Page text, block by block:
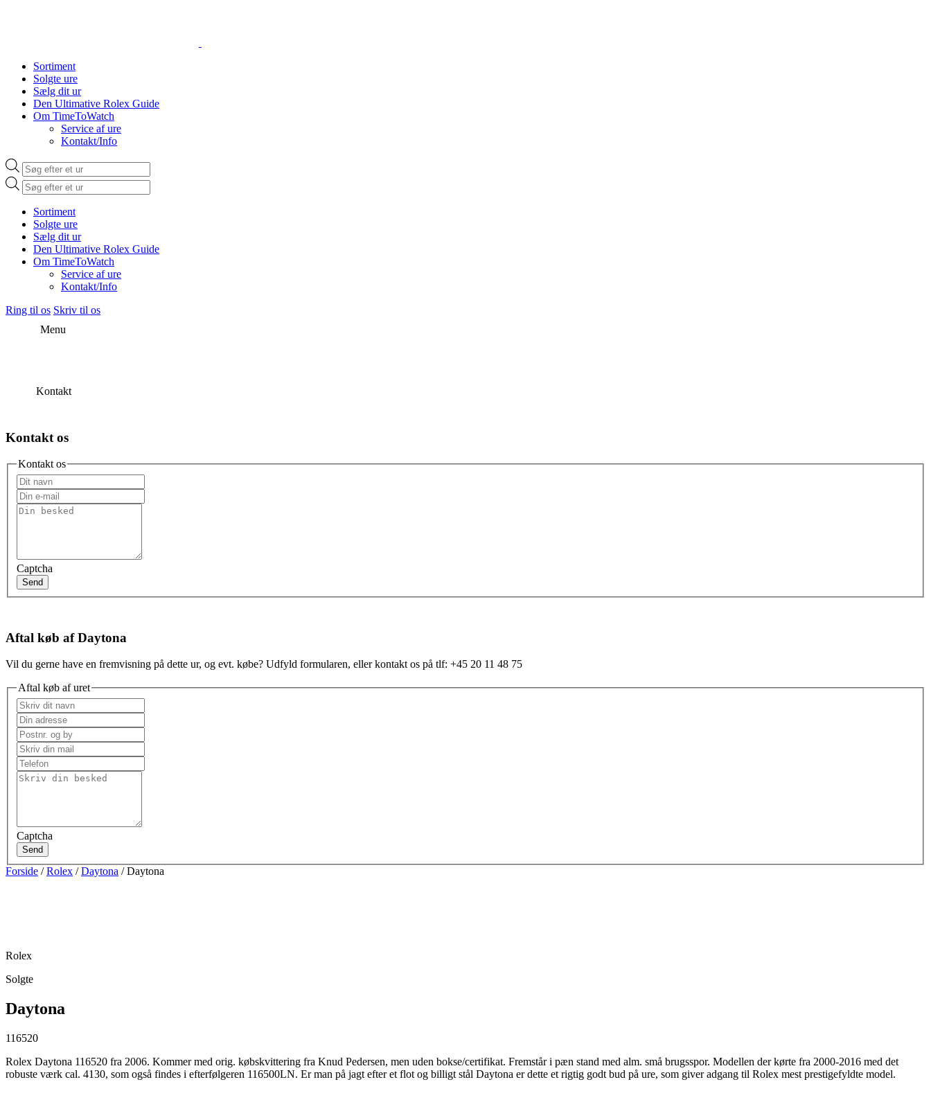
Sortiment
Solgte ure
Sælg dit ur
Den Ultimative Rolex Guide
Om TimeToWatch
Service af ure
Kontakt/Info
Products
search
Products
search
Sortiment
Solgte ure
Sælg dit ur
Den Ultimative Rolex Guide
Om TimeToWatch
Service af ure
Kontakt/Info
Ring til os Skriv til os
Menu
Kontakt
Kontakt os
Kontakt os
Captcha
Send
Aftal køb af Daytona
Vil du gerne have en fremvisning på dette ur, og evt. købe? Udfyld formularen, eller kontakt os på tlf: +45 20 11 48 75
Aftal køb af uret
Captcha
Send
Forside /Rolex /Daytona / Daytona
Rolex
Solgte
Daytona
116520
Rolex Daytona 116520 fra 2006. Kommer med orig. købskvittering fra Knud Pedersen, men uden bokse/certifikat. Fremstår i pæn stand med alm. små brugsspor. Modellen der kørte fra 2000-2016 med det
robuste værk cal. 4130, som også findes i efterfølgeren 116500LN. Er man på jagt efter et flot og billigt stål Daytona er dette et rigtig godt bud på ure, som giver adgang til Rolex mest prestigefyldte model.